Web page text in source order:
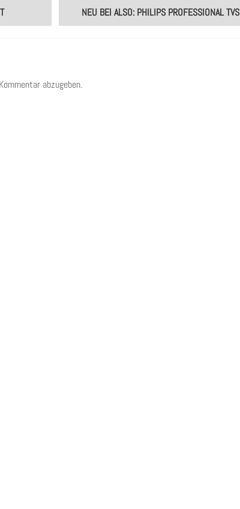
NEU BEI ALSO: PHILIPS PROFESSIONAL TVS
abzugeben.